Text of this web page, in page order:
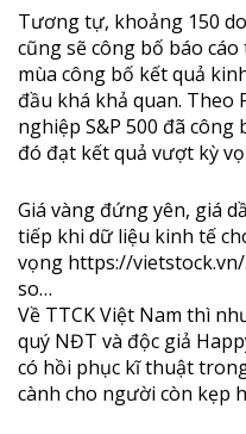
Tương tự, khoảng 150
cũng sẽ công bố báo
mùa công bố kết quả
đầu khá khả quan. Theo
nghiệp S&P 500 đã
đó đạt kết quả vượt kỳ
Giá vàng đứng yên, giá
tiếp khi dữ liệu kinh tế
vọng https://
so…
Về TTCK Việt Nam thì
quý NĐT và độc giả
có hồi phục kĩ thuật
cành cho người còn kẹp